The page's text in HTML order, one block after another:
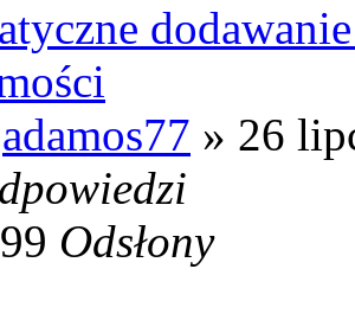
adamos77 » 26
Odsłony